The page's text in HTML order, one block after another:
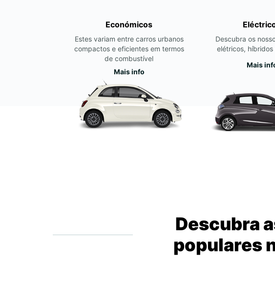
Económicos
Estes variam entre carros urbanos
compactos e eficientes em termos
de combustível
Mais info
Descubra os
elétricos,
Mais
Descubra
populares